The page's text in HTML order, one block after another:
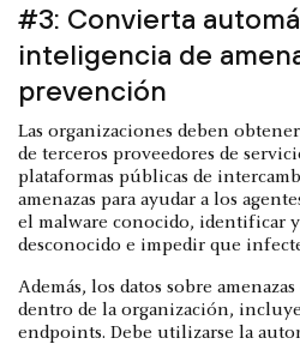
#3: Convierta
inteligencia de
prevención
Las organizaciones deben
de terceros proveedores de
plataformas públicas de
amenazas para ayudar a los
el malware conocido, identificar
desconocido e impedir que
Además, los datos sobre
dentro de la organización,
endpoints. Debe utilizarse la